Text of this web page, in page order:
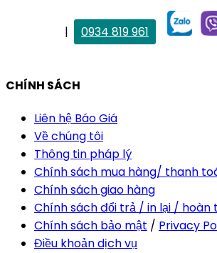
|
0934 819 961
CHÍNH SÁCH
Liên hệ Báo Giá
Về chúng tôi
Thông tin pháp lý
Chính sách mua hàng/ thanh
Chính sách giao hàng
Chính sách đổi trả / in lại / hoàn
Chính sách bảo mật / Privacy
Điều khoản dịch vụ